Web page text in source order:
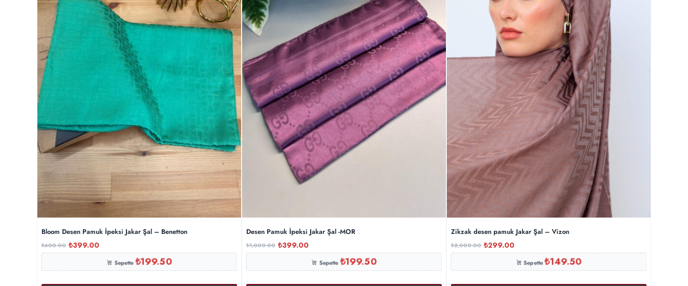
Bloom Desen Pamuk İpeksi Jakar Şal – Benetton
₺600.00 ₺399.00
Sepette₺199.50
Desen Pamuk İpeksi Jakar Şal -MOR
₺1,000.00 ₺399.00
Sepette₺199.50
Zikzak desen pamuk Jakar Şal – Vizon
₺2,000.00 ₺299.00
Sepette₺149.50